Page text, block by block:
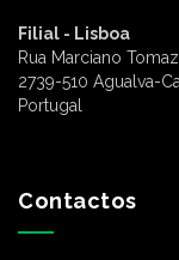
Filial - Lisboa
Rua Marciano
2739-510 Agualva-
Portugal
Contactos